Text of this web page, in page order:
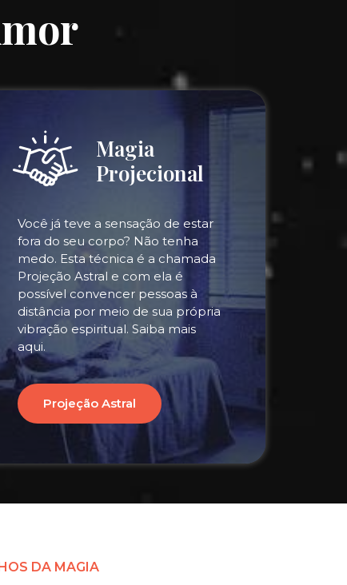
Magia
Projecional
Você já teve a sensação de estar
fora do seu corpo? Não tenha
medo. Esta técnica é a chamada
Projeção Astral e com ela é
possível convencer pessoas à
distância por meio de sua própria
vibração espiritual. Saiba mais
aqui.
Projeção Astral
DA MAGIA